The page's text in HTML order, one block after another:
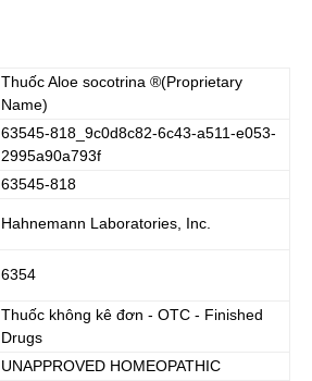
ThuốcAloe socotrina ®(Proprietary
Name)
63545-818_9c0d8c82-6c43-a511-e053-
2995a90a793f
63545-818
Hahnemann Laboratories, Inc.
6354
Thuốc không kê đơn - OTC - Finished
Drugs
UNAPPROVED HOMEOPATHIC